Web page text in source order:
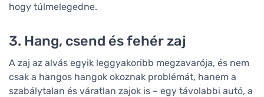
hogy túlmelegedne.
3. Hang, csend és fehér zaj
A zaj az alvás egyik leggyakoribb megzavarója, és nem
csak a hangos hangok okoznak problémát, hanem a
szabálytalan és váratlan zajok is – egy távolabbi autó, a